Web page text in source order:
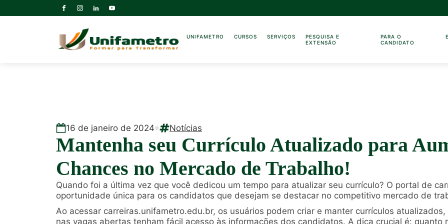
UNIFAMETRO CURSOS SERVIÇOS
PESQUISA E
EXTENSÃO
PARA O
CANDIDATO
16 de janeiro de 2024 Notícias
Mantenha seu Currículo Atualizado para
Chances no Mercado de Trabalho!
Quando foi a última vez que você dedicou um tempo para atualizar seu currículo? O portal de
oportunidade única para os candidatos que desejam se destacar no competitivo mercado de
Ao acessar carreiras.unifametro.edu.br, os usuários podem criar e manter currículos
nas vagas abertas tenham fácil acesso às informações dos candidatos. A dica crucial é: quanto